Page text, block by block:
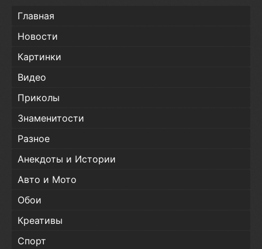
Главная
Новости
Картинки
Видео
Приколы
Знаменитости
Разное
Анекдоты и Истории
Авто и Мото
Обои
Креативы
Спорт